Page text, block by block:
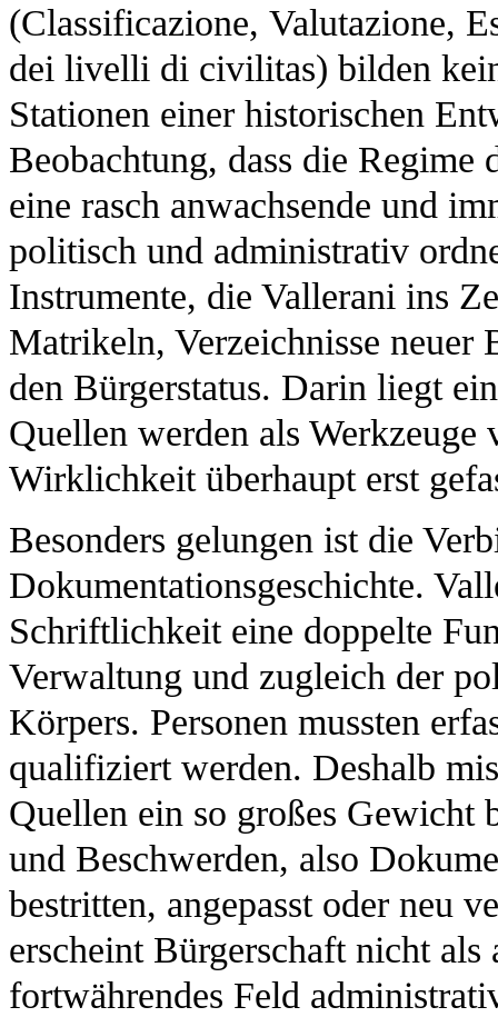
(Classificazione, Valutazione,
dei livelli di civilitas) bilden
Stationen einer historischen
Beobachtung, dass die Regime
eine rasch anwachsende und
politisch und administrativ
Instrumente, die Vallerani ins
Matrikeln, Verzeichnisse neuer
den Bürgerstatus. Darin liegt
Quellen werden als Werkzeuge
Wirklichkeit überhaupt erst
Besonders gelungen ist die
Dokumentationsgeschichte.
Schriftlichkeit eine doppelte
Verwaltung und zugleich der
Körpers. Personen mussten
qualifiziert werden. Deshalb
Quellen ein so großes Gewicht
und Beschwerden, also
bestritten, angepasst oder neu
erscheint Bürgerschaft nicht
fortwährendes Feld